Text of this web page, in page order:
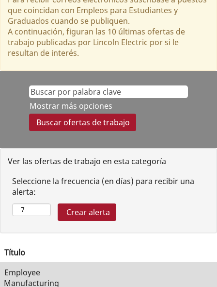
que coincidan con Empleos para Estudiantes y
Graduados cuando se publiquen.
A continuación, figuran las 10 últimas ofertas de
trabajo publicadas por Lincoln Electric por si le
resultan de interés.
Mostrar más opciones
Ver las ofertas de trabajo en esta categoría
Seleccione la frecuencia (en días) para recibir una
alerta:
Título
Employee
Manufacturing